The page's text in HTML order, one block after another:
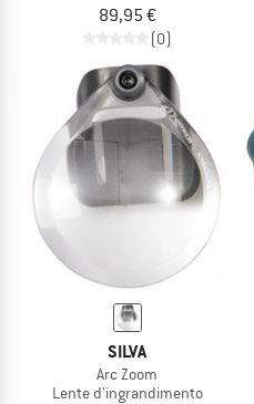
89,95 €
(0)
SILVA
Arc Zoom
Lente d'ingrandimento